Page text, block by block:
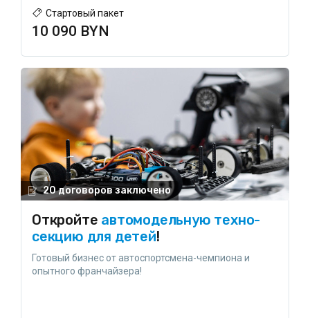
Стартовый пакет
10 090 BYN
20 договоров заключено
Откройте автомодельную техно-
секцию для детей!
Готовый бизнес от автоспортсмена-чемпиона и
опытного франчайзера!